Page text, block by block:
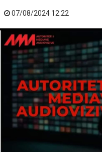
07/08/2024 12:22